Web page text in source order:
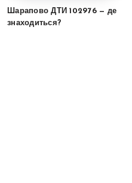
Шарапово ДТИ 102976 — де
знаходиться?